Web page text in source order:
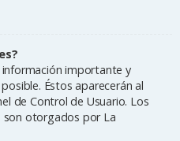
importante y
Éstos aparecerán al
de Control de Usuario. Los
son otorgados por La